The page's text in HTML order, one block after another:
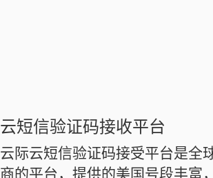
云短信验证码接收平台
云际云短信验证码接受平台是全
商的平台，提供的美国号段丰富